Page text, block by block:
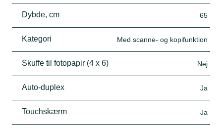
Dybde, cm 65
Kategori Med scanne- og kopifunktion
Skuffe til fotopapir (4 x 6) Nej
Auto-duplex Ja
Touchskærm Ja